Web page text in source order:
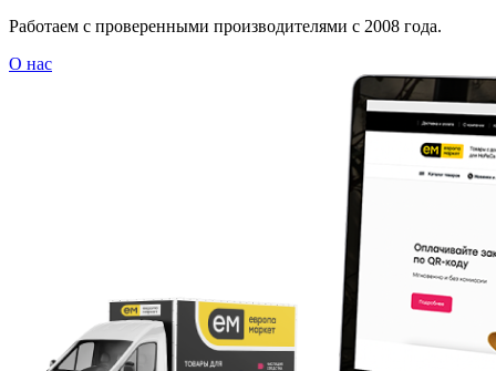
Работаем с проверенными производителями с 2008 года.
О нас